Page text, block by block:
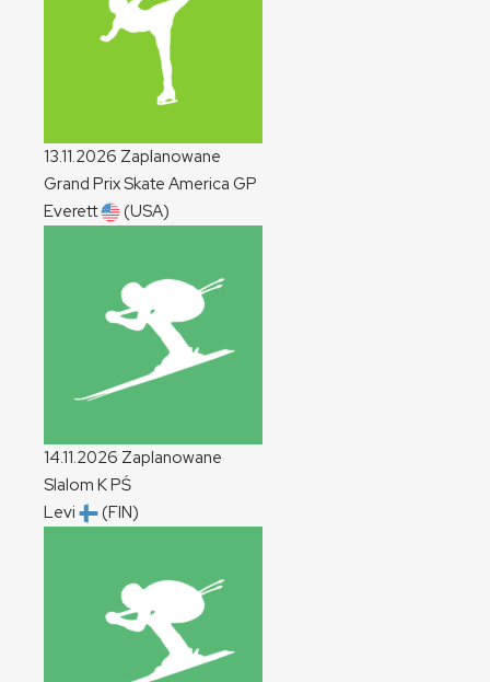
13.11.2026 Zaplanowane
Grand Prix Skate America GP
Everett
(USA)
14.11.2026 Zaplanowane
Slalom KPŚ
Levi
(FIN)